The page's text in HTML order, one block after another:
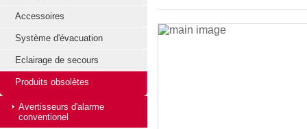
Accessoires
Système d'évacuation
Eclairage de secours
Produits obsolètes
Avertisseurs d'alarme
conventionel